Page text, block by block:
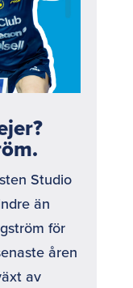
Studio
än
för
åren
av